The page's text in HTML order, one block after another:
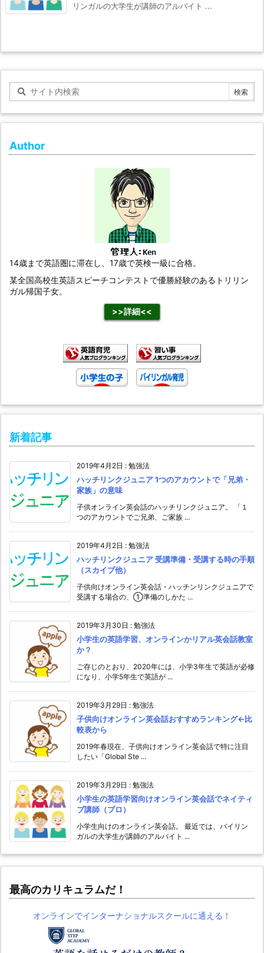
リンガルの大学生が講師のアルバイト ...
Author
14歳まで英語圏に滞在し、17歳で英検一級に合格。
某全国高校生英語スピーチコンテストで優勝経験のあるトリリン
ガル帰国子女。
>>詳細<<
新着記事
2019年4月2日 : 勉強法
ハッチリンクジュニア 1つのアカウントで「兄弟・
家族」の意味
子供オンライン英会話のハッチリンクジュニア。 「１
つのアカウントでご兄弟、ご家族 ...
2019年4月2日 : 勉強法
ハッチリンクジュニア 受講準備・受講する時の手順
（スカイプ他）
子供向けオンライン英会話・ハッチンリンクジュニアで
受講する場合の、①準備のしかた ...
2019年3月30日 : 勉強法
小学生の英語学習、オンラインかリアル英会話教室
か？
ご存じのとおり、2020年には、小学3年生で英語が必修
になり、小学5年生で英語が ...
2019年3月29日 : 勉強法
子供向けオンライン英会話おすすめランキング←比
較表から
2019年春現在、子供向けオンライン英会話で特に注目
したい「Global Ste ...
2019年3月29日 : 勉強法
小学生の英語学習向けオンライン英会話でネイティ
ブ講師（プロ）
小学生向けのオンライン英会話。 最近では、バイリン
ガルの大学生が講師のアルバイト ...
最高のカリキュラムだ！
オンラインでインターナショナルスクールに通える！